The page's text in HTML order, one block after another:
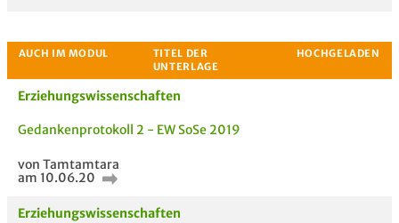
Erziehungswissenschaften
Gedankenprotokoll 2 - EW SoSe 2019
von Tamtamtara
am 10.06.20
Erziehungswissenschaften